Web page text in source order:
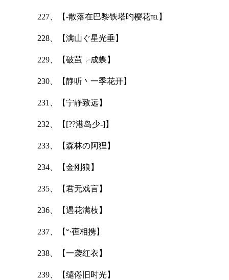
227、【-散落在巴黎铁塔旳樱花℡】
228、【满山ぐ星光垂】
229、【破茧╭成蝶】
230、【静听丶一季花开】
231、【宁静致远】
232、【[??港岛少-]】
233、【森林の阿狸】
234、【金刚狼】
235、【君无戏言】
236、【遇花满枝】
237、【°·亱相携】
238、【一袭红衣】
239、【缱倦旧时光】